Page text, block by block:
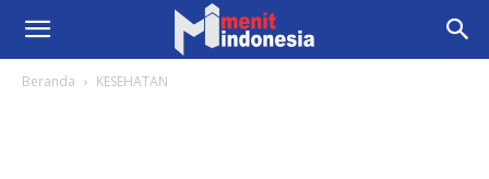
Beranda KESEHATAN